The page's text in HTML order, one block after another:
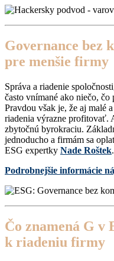
Governance bez
pre menšie firmy
Správa a riadenie
často vnímané ako niečo,
Pravdou však je, že aj malé
riadenia výrazne profitovať.
zbytočnú byrokraciu.
jednoducho a firmám sa
ESG expertky Nade Roštek.
Podrobnejšie informácie
Čo znamená G v
k riadeniu firmy